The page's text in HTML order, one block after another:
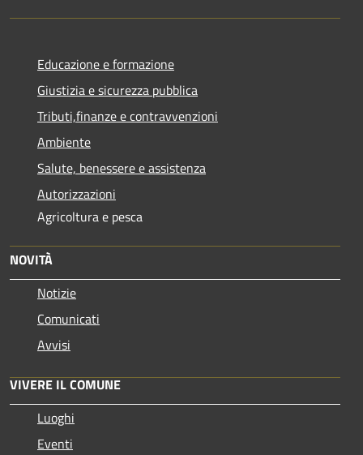
Educazione e formazione
Giustizia e sicurezza pubblica
Tributi,finanze e contravvenzioni
Ambiente
Salute, benessere e assistenza
Autorizzazioni
Agricoltura e pesca
NOVITÀ
Notizie
Comunicati
Avvisi
VIVERE IL COMUNE
Luoghi
Eventi